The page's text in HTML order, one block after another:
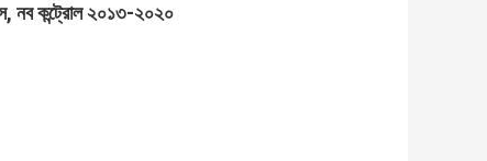
নব কন্ট্রোল ২০১৩-২০২০